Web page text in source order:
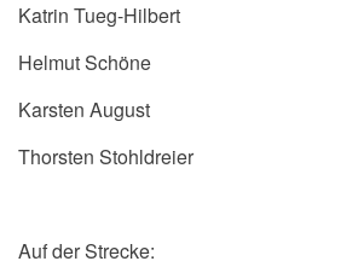
Katrin Tueg-Hilbert
Helmut Schöne
Karsten August
Thorsten Stohldreier
Auf der Strecke: